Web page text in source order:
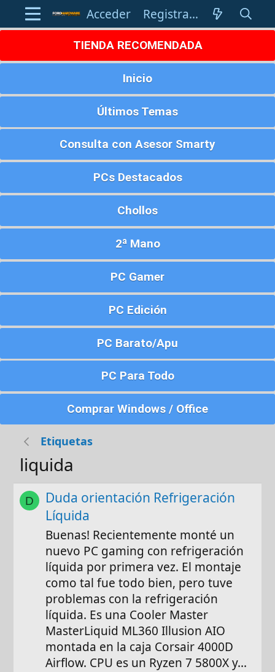
Acceder Registrarse
TIENDA RECOMENDADA
Inicio
Últimos Temas
Consulta con Asesor Smarty
PCs Destacados
Chollos
2ª Mano
PC Gamer
PC Edición
PC Barato/Apu
PC Para Todo
Comprar Windows / Office
Etiquetas
liquida
D
Duda orientación Refrigeración
Líquida
Buenas! Recientemente monté un
nuevo PC gaming con refrigeración
líquida por primera vez. El montaje
como tal fue todo bien, pero tuve
problemas con la refrigeración
líquida. Es una Cooler Master
MasterLiquid ML360 Illusion AIO
montada en la caja Corsair 4000D
Airflow. CPU es un Ryzen 7 5800X y...